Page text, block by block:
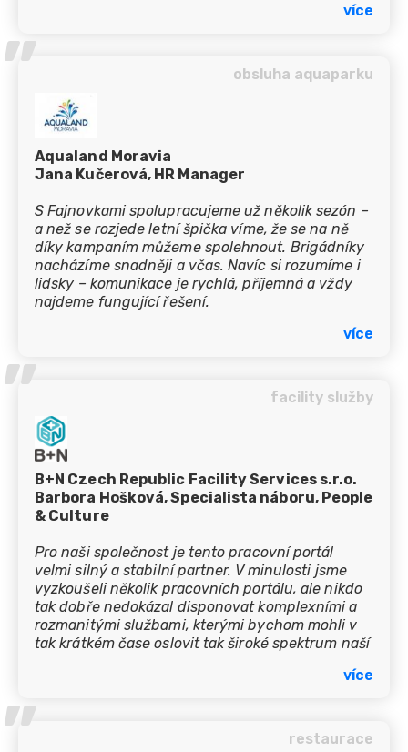
požadavků. To je pro operativu naší společnosti
více
’’ obsluha aquaparku
Aqualand Moravia
Jana Kučerová, HR Manager
S Fajnovkami spolupracujeme už několik sezón –
a než se rozjede letní špička víme, že se na ně
díky kampaním můžeme spolehnout. Brigádníky
nacházíme snadněji a včas. Navíc si rozumíme i
lidsky – komunikace je rychlá, příjemná a vždy
najdeme fungující řešení.
více
’’ facility služby
B+N Czech Republic Facility Services s.r.o.
Barbora Hošková, Specialista náboru, People
& Culture
Pro naši společnost je tento pracovní portál
velmi silný a stabilní partner. V minulosti jsme
vyzkoušeli několik pracovních portálu, ale nikdo
tak dobře nedokázal disponovat komplexními a
rozmanitými službami, kterými bychom mohli v
tak krátkém čase oslovit tak široké spektrum naší
spolupracuji, je velmi profesionální, lidský a
přistupuje k nám vždy individuálně. Oceňuji
více
restaurace